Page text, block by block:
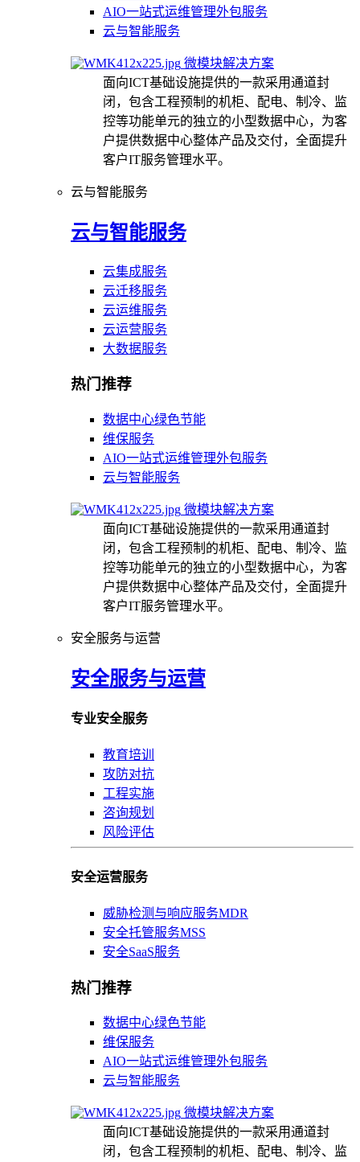
AIO一站式运维管理外包服务
云与智能服务
微模块解决方案
面向ICT基础设施提供的一款采用通道封
闭，包含工程预制的机柜、配电、制冷、监
控等功能单元的独立的小型数据中心，为客
户提供数据中心整体产品及交付，全面提升
客户IT服务管理水平。
云与智能服务
云与智能服务
云集成服务
云迁移服务
云运维服务
云运营服务
大数据服务
热门推荐
数据中心绿色节能
维保服务
AIO一站式运维管理外包服务
云与智能服务
微模块解决方案
面向ICT基础设施提供的一款采用通道封
闭，包含工程预制的机柜、配电、制冷、监
控等功能单元的独立的小型数据中心，为客
户提供数据中心整体产品及交付，全面提升
客户IT服务管理水平。
安全服务与运营
安全服务与运营
专业安全服务
教育培训
攻防对抗
工程实施
咨询规划
风险评估
安全运营服务
威胁检测与响应服务MDR
安全托管服务MSS
安全SaaS服务
热门推荐
数据中心绿色节能
维保服务
AIO一站式运维管理外包服务
云与智能服务
微模块解决方案
面向ICT基础设施提供的一款采用通道封
闭，包含工程预制的机柜、配电、制冷、监